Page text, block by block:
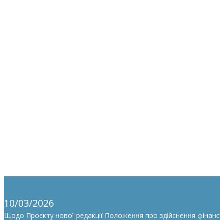
10/03/2026
Щодо Проєкту нової редакції Положення про здійснення